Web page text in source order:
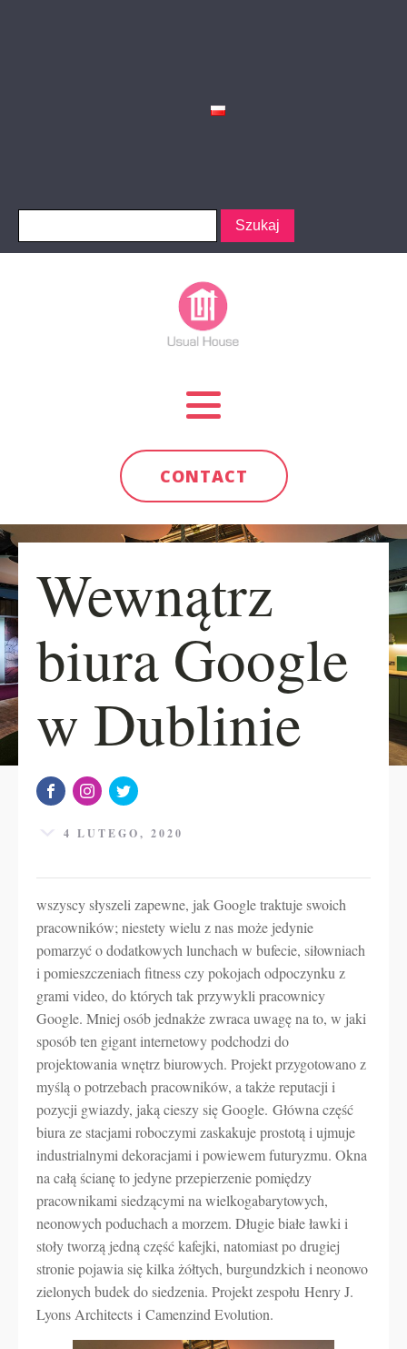
CONTACT
Wewnątrz
biura Google
w Dublinie
4 LUTEGO, 2020
wszyscy słyszeli zapewne, jak Google traktuje swoich
pracowników; niestety wielu z nas może jedynie
pomarzyć o dodatkowych lunchach w bufecie, siłowniach
i pomieszczeniach fitness czy pokojach odpoczynku z
grami video, do których tak przywykli pracownicy
Google. Mniej osób jednakże zwraca uwagę na to, w jaki
sposób ten gigant internetowy podchodzi do
projektowania wnętrz biurowych. Projekt przygotowano z
myślą o potrzebach pracowników, a także reputacji i
pozycji gwiazdy, jaką cieszy się Google. Główna część
biura ze stacjami roboczymi zaskakuje prostotą i ujmuje
industrialnymi dekoracjami i powiewem futuryzmu. Okna
na całą ścianę to jedyne przepierzenie pomiędzy
pracownikami siedzącymi na wielkogabarytowych,
neonowych poduchach a morzem. Długie białe ławki i
stoły tworzą jedną część kafejki, natomiast po drugiej
stronie pojawia się kilka żółtych, burgundzkich i neonowo
zielonych budek do siedzenia. Projekt zespołu Henry J.
Lyons Architects i Camenzind Evolution.